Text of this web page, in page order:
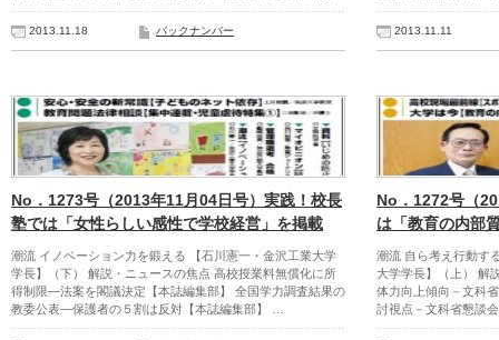
2013.11.18 バックナンバー 2013.11.11
No．1273号（2013年11月04日号）実践！校長
塾では「女性らしい感性で学校経営」を掲載
潮流 イノベーション力を鍛える 【石川憲一・金沢工業大学
学長】（下） 解説・ニュースの焦点 高校授業料無償化に所
得制限―法案を閣議決定【本誌編集部】 全国学力調査結果の
教委公表―保護者の５割は反対【本誌編集部】 …
No．1272号（
は「教育の内部
潮流 自ら考え行動す
大学学長】（上） 解
体力向上傾向－文科
討視点－文科省懇談